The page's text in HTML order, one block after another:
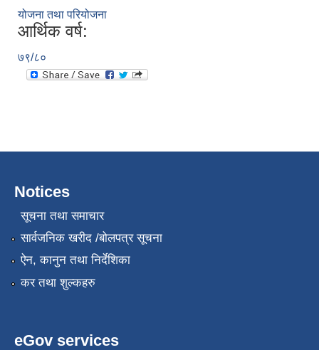
योजना तथा परियोजना
आर्थिक वर्ष:
७९/८०
Notices
सूचना तथा समाचार
सार्वजनिक खरीद /बोलपत्र सूचना
ऐन, कानुन तथा निर्देशिका
कर तथा शुल्कहरु
eGov services